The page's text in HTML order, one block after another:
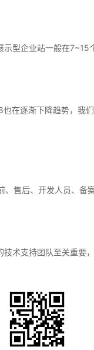
型企业站一般在7~15
在逐渐下降趋势，
售后、开发人员、备
术支持团队至关重